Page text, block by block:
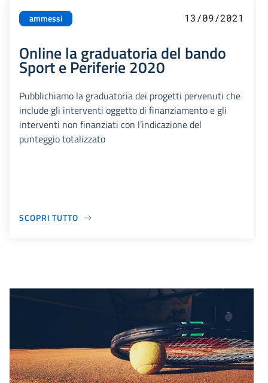
ammessi 13/09/2021
Online la graduatoria del bando
Sport e Periferie 2020
Pubblichiamo la graduatoria dei progetti pervenuti che
include gli interventi oggetto di finanziamento e gli
interventi non finanziati con l’indicazione del
punteggio totalizzato
SCOPRI TUTTO